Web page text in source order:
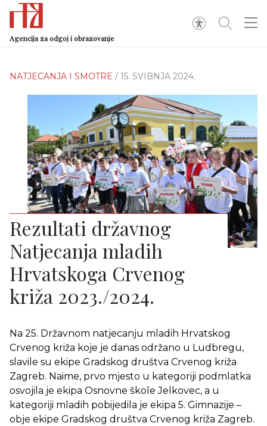
Agencija za odgoj i obrazovanje
NATJECANJA I SMOTRE / 15. SVIBNJA 2024.
Rezultati državnog
Natjecanja mladih
Hrvatskoga Crvenog
križa 2023./2024.
Na 25. Državnom natjecanju mladih Hrvatskog
Crvenog križa koje je danas održano u Ludbregu,
slavile su ekipe Gradskog društva Crvenog križa
Zagreb. Naime, prvo mjesto u kategoriji podmlatka
osvojila je ekipa Osnovne škole Jelkovec, a u
kategoriji mladih pobijedila je ekipa 5. Gimnazije –
obje ekipe Gradskog društva Crvenog križa Zagreb.